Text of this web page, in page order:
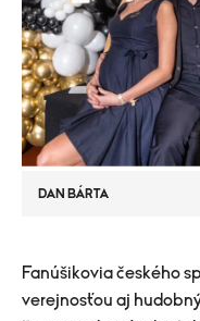
DAN BÁRTA
​Fanúšikovia českého
verejnosťou aj